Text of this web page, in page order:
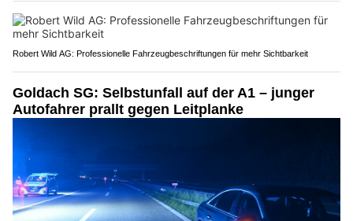
Robert Wild AG: Professionelle Fahrzeugbeschriftungen für mehr Sichtbarkeit
Goldach SG: Selbstunfall auf der A1 – junger
Autofahrer prallt gegen Leitplanke